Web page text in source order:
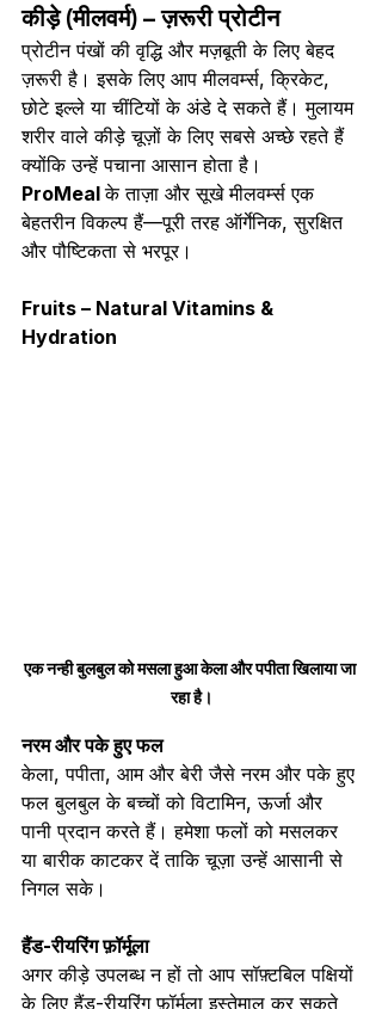
कीड़े (मीलवर्म) – ज़रूरी प्रोटीन
प्रोटीन पंखों की वृद्धि और मज़बूती के लिए बेहद
ज़रूरी है। इसके लिए आप मीलवर्म्स, क्रिकेट,
छोटे इल्ले या चींटियों के अंडे दे सकते हैं। मुलायम
शरीर वाले कीड़े चूज़ों के लिए सबसे अच्छे रहते हैं
क्योंकि उन्हें पचाना आसान होता है।
ProMeal के ताज़ा और सूखे मीलवर्म्स एक
बेहतरीन विकल्प हैं—पूरी तरह ऑर्गेनिक, सुरक्षित
और पौष्टिकता से भरपूर।
Fruits – Natural Vitamins &
Hydration
एक नन्ही बुलबुल को मसला हुआ केला और पपीता खिलाया जा
रहा है।
नरम और पके हुए फल
केला, पपीता, आम और बेरी जैसे नरम और पके हुए
फल बुलबुल के बच्चों को विटामिन, ऊर्जा और
पानी प्रदान करते हैं। हमेशा फलों को मसलकर
या बारीक काटकर दें ताकि चूज़ा उन्हें आसानी से
निगल सके।
हैंड-रीयरिंग फ़ॉर्मूला
अगर कीड़े उपलब्ध न हों तो आप सॉफ़्टबिल पक्षियों
के लिए हैंड-रीयरिंग फ़ॉर्मूला इस्तेमाल कर सकते